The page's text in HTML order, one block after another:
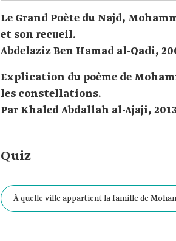
Le Grand Poète du Najd,
et son recueil.
Abdelaziz Ben Hamad al-Qadi,
Explication du poème de
les constellations.
Par Khaled Abdallah al-Ajaji,
Quiz
À quelle ville appartient la famille de